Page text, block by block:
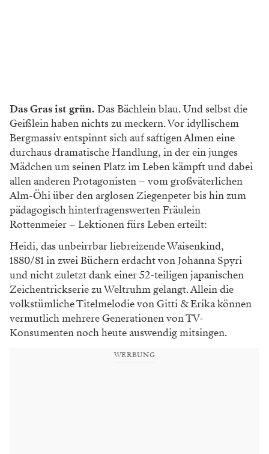
Das Gras ist grün. Das Bächlein blau. Und selbst die
Geißlein haben nichts zu meckern. Vor idyllischem
Bergmassiv entspinnt sich auf saftigen Almen eine
durchaus dramatische Handlung, in der ein junges
Mädchen um seinen Platz im Leben kämpft und dabei
allen anderen Protagonisten – vom großväterlichen
Alm-Öhi über den arglosen Ziegenpeter bis hin zum
pädagogisch hinterfragenswerten Fräulein
Rottenmeier – Lektionen fürs Leben erteilt:
Heidi, das unbeirrbar liebreizende Waisenkind,
1880/81 in zwei Büchern erdacht von Johanna Spyri
und nicht zuletzt dank einer 52-teiligen japanischen
Zeichentrickserie zu Weltruhm gelangt. Allein die
volkstümliche Titelmelodie von Gitti & Erika können
vermutlich mehrere Generationen von TV-
Konsumenten noch heute auswendig mitsingen.
WERBUNG